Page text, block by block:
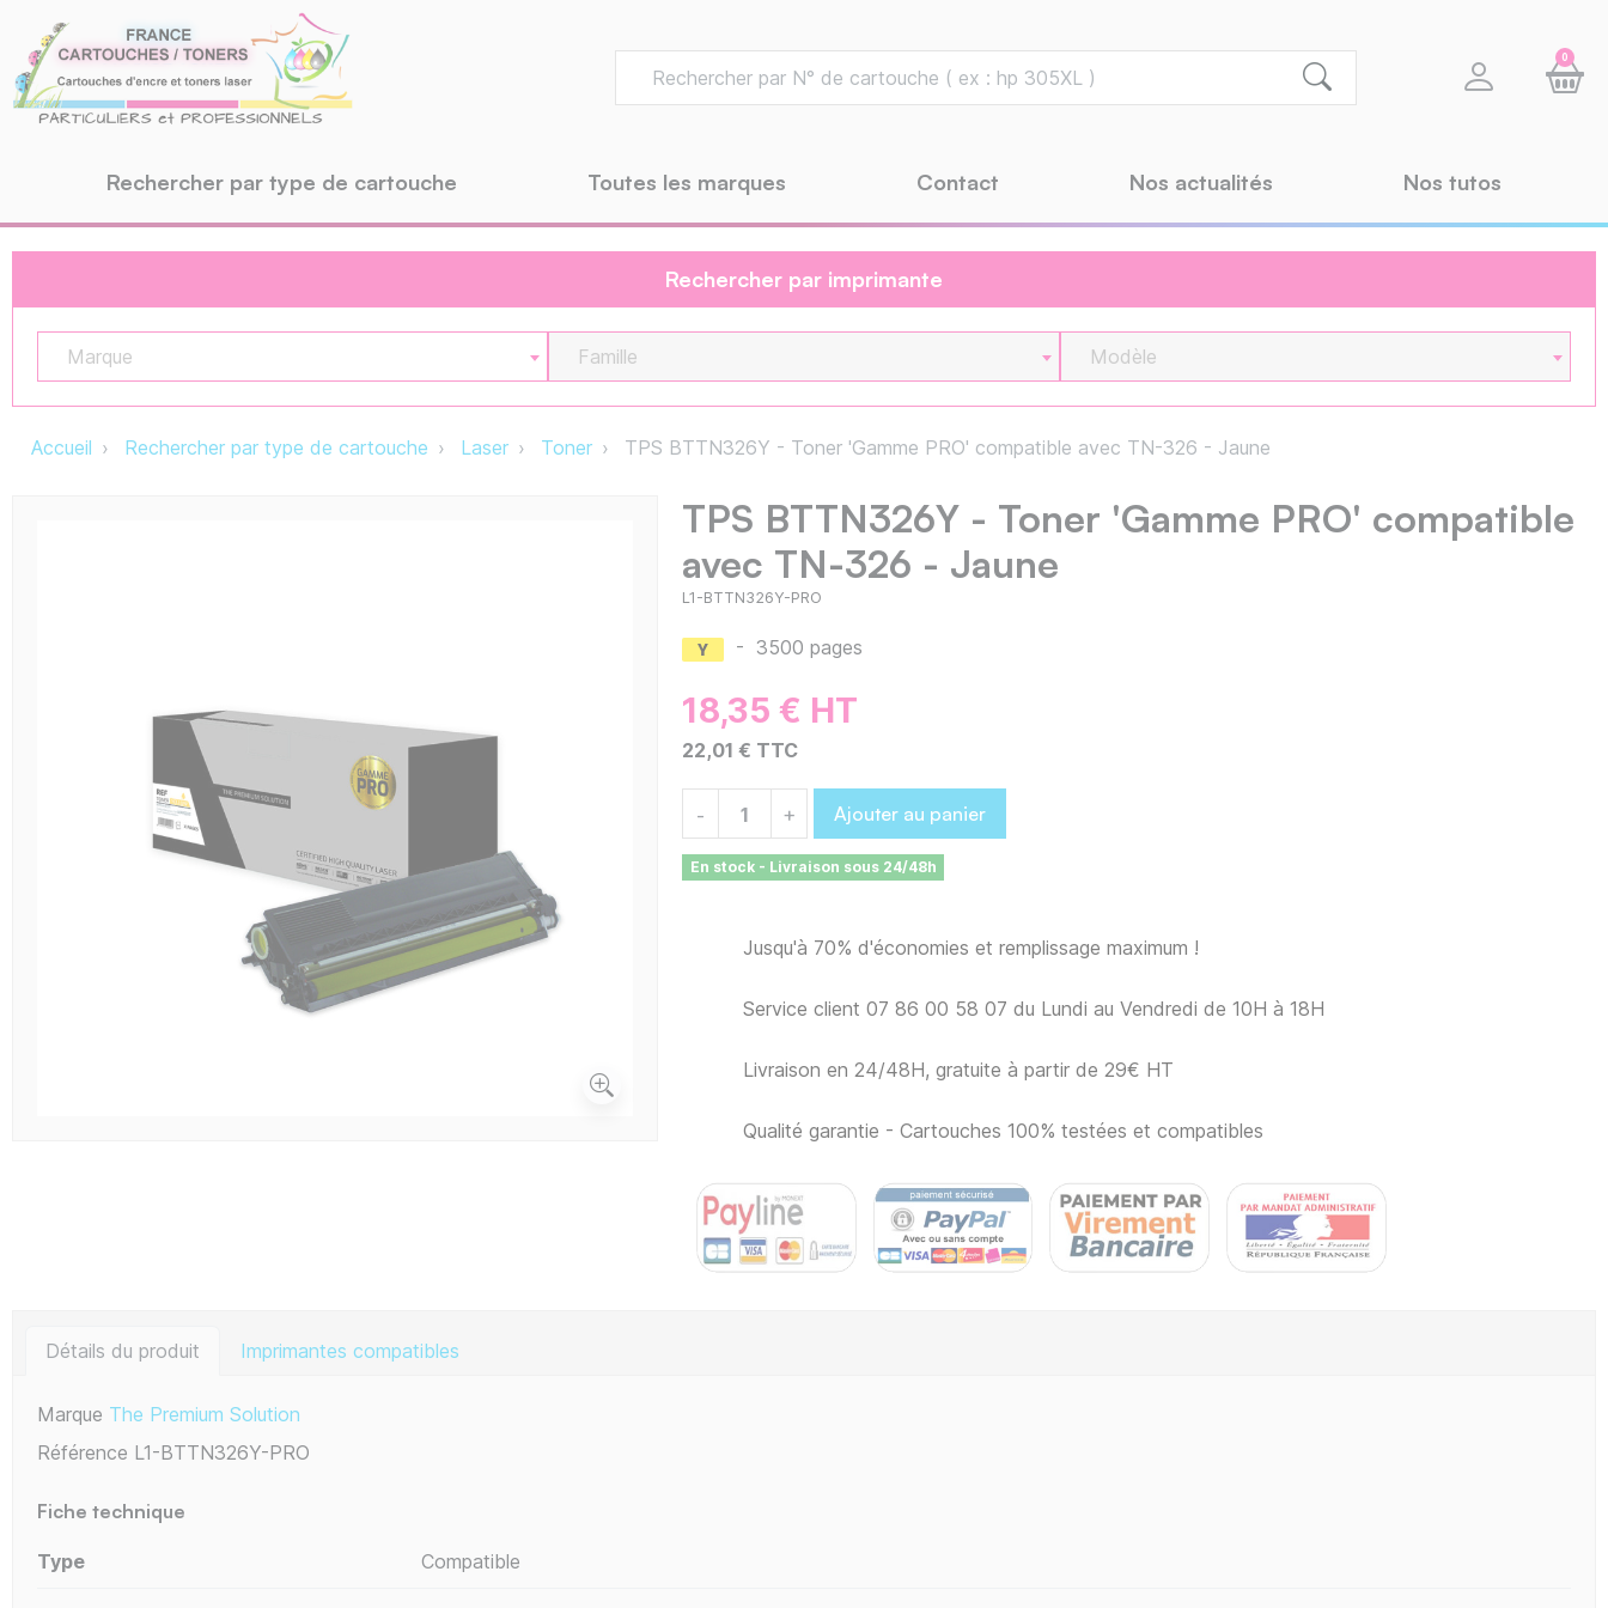
0
Rechercher par type de cartouche Toutes les marques Contact Nos actualités Nos tutos
Rechercher par imprimante
Marque Famille Modèle
Accueil Rechercher par type de cartouche Laser Toner TPS BTTN326Y - Toner 'Gamme PRO' compatible avec TN-326 - Jaune
TPS BTTN326Y - Toner 'Gamme PRO' compatible
avec TN-326 - Jaune
L1-BTTN326Y-PRO
- 3500 pages
18,35 € HT
22,01 € TTC
- + Ajouter au panier
En stock - Livraison sous 24/48h
Jusqu'à 70% d'économies et remplissage maximum !
Service client 07 86 00 58 07 du Lundi au Vendredi de 10H à 18H
Livraison en 24/48H, gratuite à partir de 29€ HT
Qualité garantie - Cartouches 100% testées et compatibles
Détails du produit Imprimantes compatibles
Marque The Premium Solution
Référence L1-BTTN326Y-PRO
Fiche technique
Type Compatible